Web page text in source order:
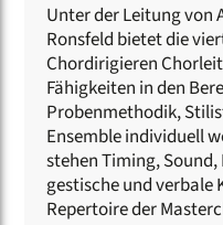
Unter der Leitung von
Ronsfeld bietet die
Chordirigieren
Fähigkeiten in den
Probenmethodik,
Ensemble individuell
stehen Timing,
gestische und
Repertoire der